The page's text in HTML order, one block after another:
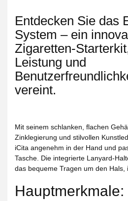
Entdecken Sie das
System – ein
Zigaretten-
Leistung und
vereint.
Mit seinem schlanken, flachen
Zinklegierung und stilvollen
iCita angenehm in der Hand und
Tasche. Die integrierte Lanyard-
das bequeme Tragen um den Hals,
Hauptmerkmale: